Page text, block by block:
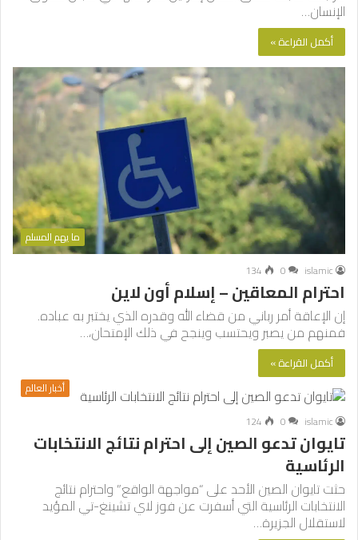
الإنسان…
أكمل القراءة »
ما يهم المسلم
islamic
0
134
احترام المعاقين – إسلام أون لاين
إن الإعاقة أمر رباني من قضاء الله وقدره الذي يختبر به عباده.
فمنهم من يصبر ويحتسب وينجح في ذلك الإمتحان،…
أكمل القراءة »
أخبار العالم
islamic
0
124
تايوان تدعو الصين إلى احترام نتائج الانتخابات
الرئاسية
حثت تايوان الصين الأحد على “مواجهة الواقع” واحترام نتائج
الانتخابات الرئاسية التي أسفرت عن فوز لاي تشينغ-تي المؤيد
لاستقلال الجزيرة…